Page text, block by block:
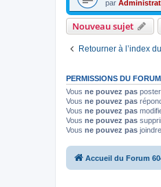
par
Nouveau sujet
Retourner à l’index
PERMISSIONS DU FORUM
Vous ne pouvez pas
Vous ne pouvez pas
Vous ne pouvez pas
Vous ne pouvez pas
Vous ne pouvez pas
Accueil du Forum